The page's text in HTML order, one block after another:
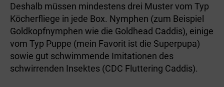
Deshalb müssen mindestens drei Muster vom Typ
Köcherfliege in jede Box. Nymphen (zum Beispiel
Goldkopfnymphen wie die Goldhead Caddis), einige
vom Typ Puppe (mein Favorit ist die Superpupa)
sowie gut schwimmende Imitationen des
schwirrenden Insektes (CDC Fluttering Caddis).